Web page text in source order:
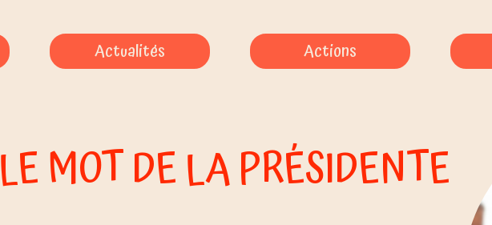
Actualités Actions
LE MOT DE LA PRÉSIDENTE